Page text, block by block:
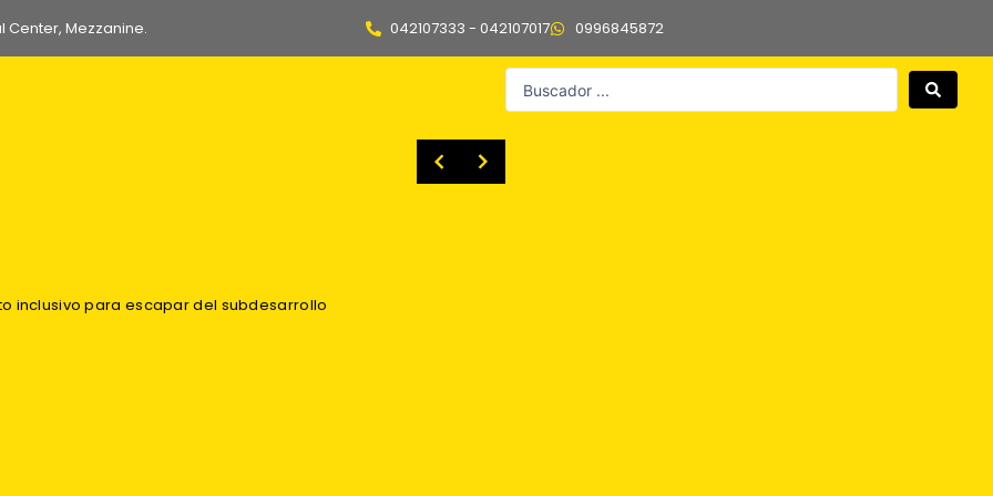
Center, Mezzanine. 042107333 - 042107017 0996845872
de Gobierno de Fujimori y De La Espriella
Search